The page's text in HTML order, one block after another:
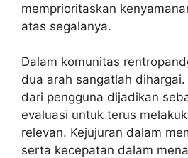
memprioritaskan
atas segalanya.
Dalam komunitas
dua arah sangatlah
dari pengguna dijadikan
evaluasi untuk terus
relevan. Kejujuran dalam
serta kecepatan dalam